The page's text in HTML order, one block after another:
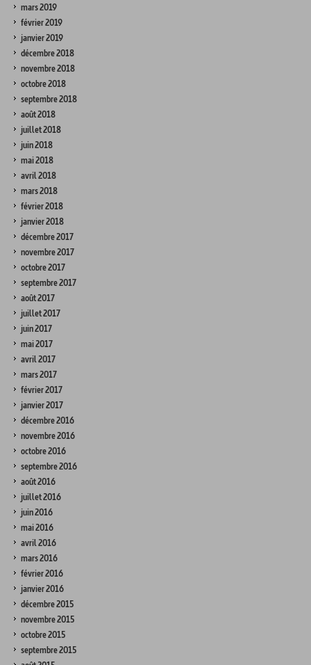
mars 2019
février 2019
janvier 2019
décembre 2018
novembre 2018
octobre 2018
septembre 2018
août 2018
juillet 2018
juin 2018
mai 2018
avril 2018
mars 2018
février 2018
janvier 2018
décembre 2017
novembre 2017
octobre 2017
septembre 2017
août 2017
juillet 2017
juin 2017
mai 2017
avril 2017
mars 2017
février 2017
janvier 2017
décembre 2016
novembre 2016
octobre 2016
septembre 2016
août 2016
juillet 2016
juin 2016
mai 2016
avril 2016
mars 2016
février 2016
janvier 2016
décembre 2015
novembre 2015
octobre 2015
septembre 2015